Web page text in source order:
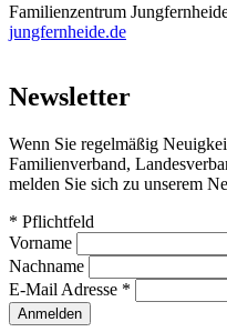
Familienzentrum
jungfernheide.de
Newsletter
Wenn Sie regelmäßig
Familienverband,
melden Sie sich zu unserem
* Pflichtfeld
Vorname
Nachname
E-Mail Adresse *